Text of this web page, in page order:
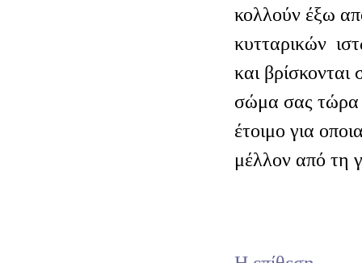
κολλούν έξω
κυτταρικών
και
σώμα σας τώρα
έτοιμο για
μέλλον από τη